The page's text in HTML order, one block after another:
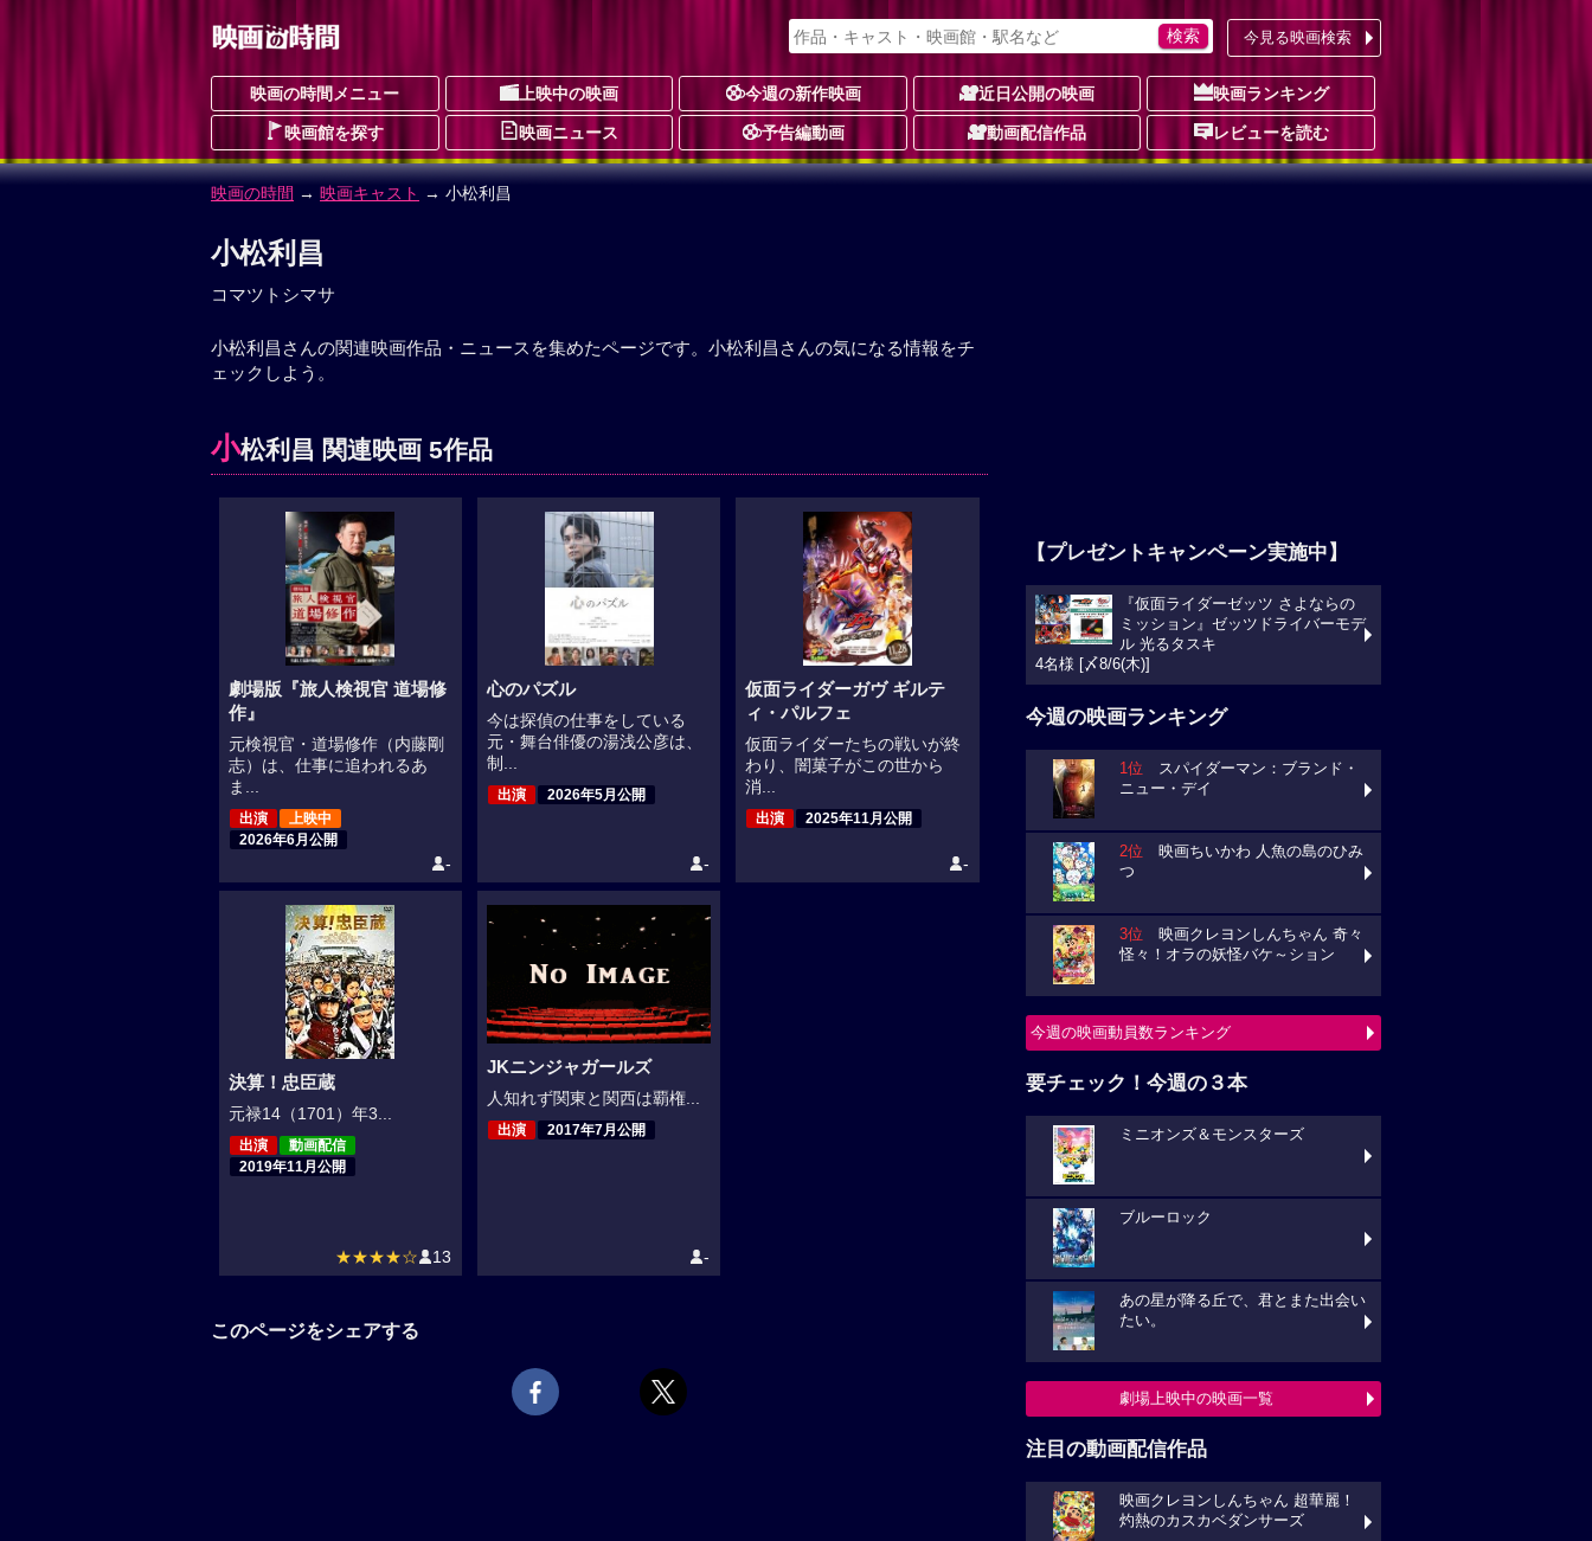
今見る映画検索
映画の時間メニュー 上映中の映画 今週の新作映画 近日公開の映画 映画ランキング
映画館を探す 映画ニュース 予告編動画 動画配信作品 レビューを読む
映画の時間 → 映画キャスト → 小松利昌
小松利昌
コマツトシマサ
小松利昌さんの関連映画作品・ニュースを集めたページです。小松利昌さんの気になる情報をチ
ェックしよう。
小松利昌 関連映画 5作品
劇場版『旅人検視官 道場修
作』
元検視官・道場修作（内藤剛
志）は、仕事に追われるあ
ま...
出演
上映中
2026年6月公開
-
心のパズル
今は探偵の仕事をしている
元・舞台俳優の湯浅公彦は、
制...
出演 2026年5月公開
-
仮面ライダーガヴ ギルテ
ィ・パルフェ
仮面ライダーたちの戦いが終
わり、闇菓子がこの世から
消...
出演 2025年11月公開
-
決算！忠臣蔵
元禄14（1701）年3...
出演
動画配信
2019年11月公開
★★★★☆ 13
JKニンジャガールズ
人知れず関東と関西は覇権...
出演 2017年7月公開
-
このページをシェアする
【プレゼントキャンペーン実施中】
『仮面ライダーゼッツ さよならの
ミッション』ゼッツドライバーモデ
ル 光るタスキ
4名様 [〆8/6(木)]
今週の映画ランキング
1位 スパイダーマン：ブランド・
ニュー・デイ
2位 映画ちいかわ 人魚の島のひみ
つ
3位 映画クレヨンしんちゃん 奇々
怪々！オラの妖怪バケ～ション
今週の映画動員数ランキング
要チェック！今週の３本
ミニオンズ＆モンスターズ
ブルーロック
あの星が降る丘で、君とまた出会い
たい。
劇場上映中の映画一覧
注目の動画配信作品
映画クレヨンしんちゃん 超華麗！
灼熱のカスカベダンサーズ